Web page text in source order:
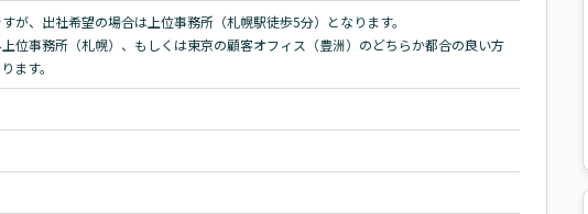
が、出社希望の場合は上位事務所（札幌駅徒歩5分）となります。
位事務所（札幌）、もしくは東京の顧客オフィス（豊洲）のどちらか都合の良い方
ます。